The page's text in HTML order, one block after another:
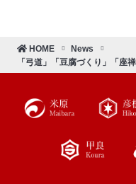
HOME
News
「弓道」「豆腐づくり」「座